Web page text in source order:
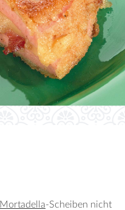
Mortadella-Scheiben nicht